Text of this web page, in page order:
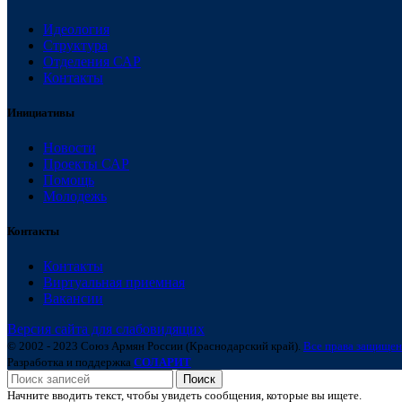
Идеология
Структура
Отделения САР
Контакты
Инициативы
Новости
Проекты САР
Помощь
Молодежь
Контакты
Контакты
Виртуальная приемная
Вакансии
Версия сайта для слабовидящих
© 2002 - 2023 Союз Армян России (Краснодарский край). Все права
Разработка и поддержка СОЛАРИТ
Поиск
Начните вводить текст, чтобы увидеть сообщения, которые вы ищете.